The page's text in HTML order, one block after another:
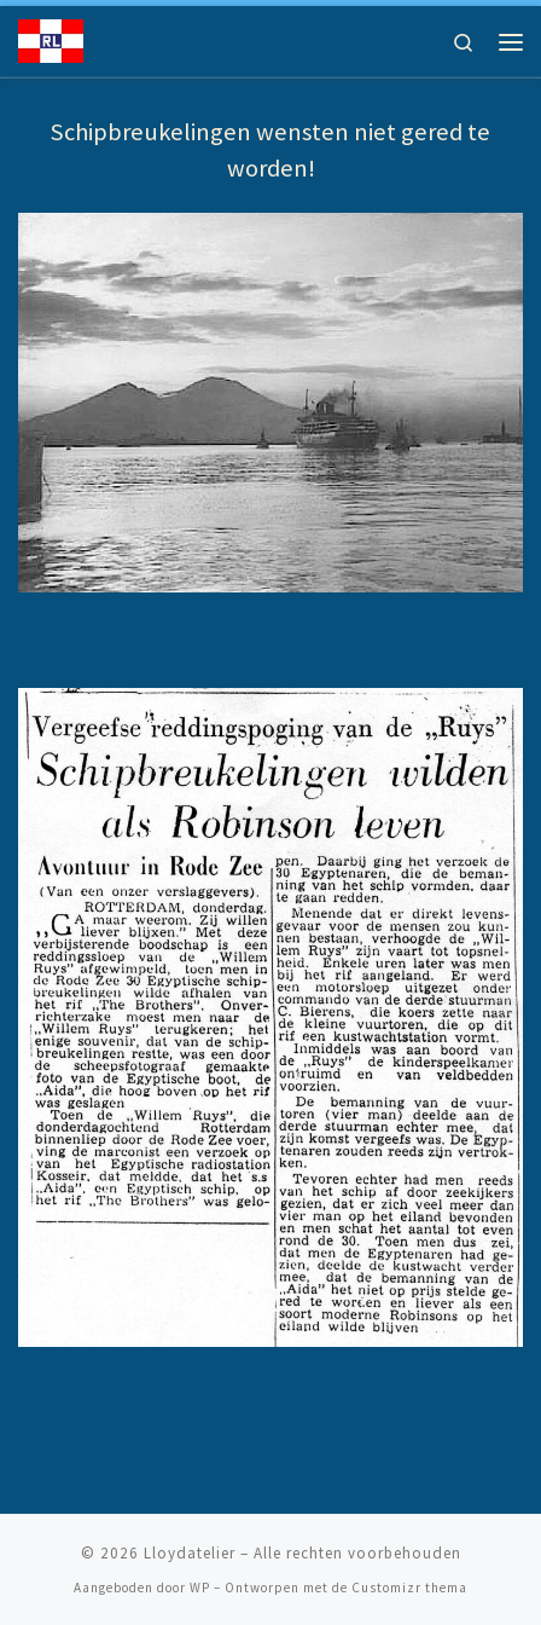
Ga naar inhoud
Search
Schipbreukelingen wensten niet gered te
worden!
© 2026 Lloydatelier– Alle rechten voorbehouden
Aangeboden door WP – Ontworpen met de Customizr thema